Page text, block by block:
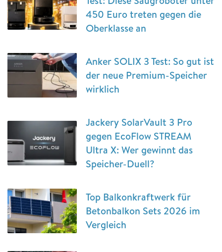
450 Euro treten gegen die
Oberklasse an
Anker SOLIX 3 Test: So gut ist
der neue Premium-Speicher
wirklich
Jackery SolarVault 3 Pro
gegen EcoFlow STREAM
Ultra X: Wer gewinnt das
Speicher-Duell?
Top Balkonkraftwerk für
Betonbalkon Sets 2026 im
Vergleich